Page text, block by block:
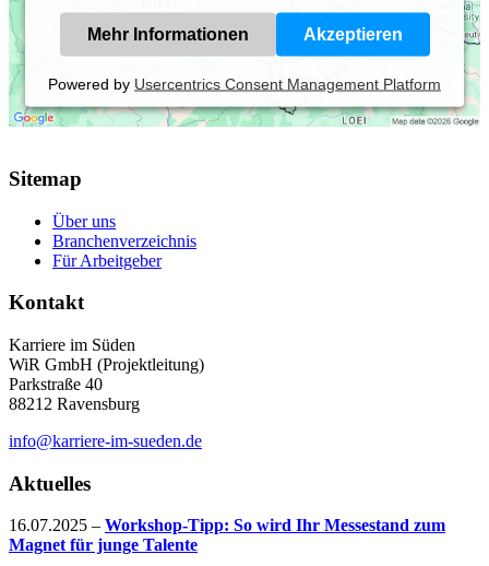
Mehr Informationen Akzeptieren
Powered by Usercentrics Consent Management Platform
Sitemap
Über uns
Branchenverzeichnis
Für Arbeitgeber
Kontakt
Karriere im Süden
WiR GmbH (Projektleitung)
Parkstraße 40
88212 Ravensburg
info@karriere-im-sueden.de
Aktuelles
16.07.2025 – Workshop-Tipp: So wird Ihr Messestand zum
Magnet für junge Talente